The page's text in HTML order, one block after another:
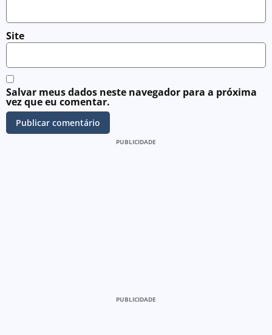
Site
Salvar meus dados neste navegador para a próxima
vez que eu comentar.
PUBLICIDADE
PUBLICIDADE